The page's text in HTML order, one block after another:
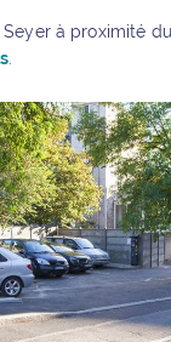
Seyer à proximité
.